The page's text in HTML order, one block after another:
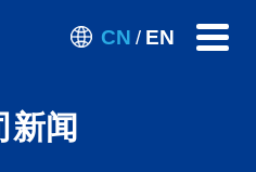
CN / EN
新闻